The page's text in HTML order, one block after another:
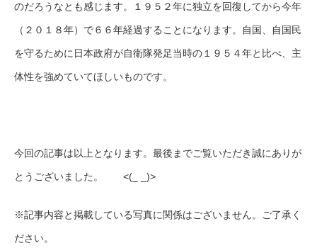
のだろうなとも感じます。１９５２年に独立を回復してから今年
（２０１８年）で６６年経過することになります。自国、自国民
を守るために日本政府が自衛隊発足当時の１９５４年と比べ、主
体性を強めていてほしいものです。
今回の記事は以上となります。最後までご覧いただき誠にありが
とうございました。 <(_ _)>
※記事内容と掲載している写真に関係はございません。ご了承く
ださい。